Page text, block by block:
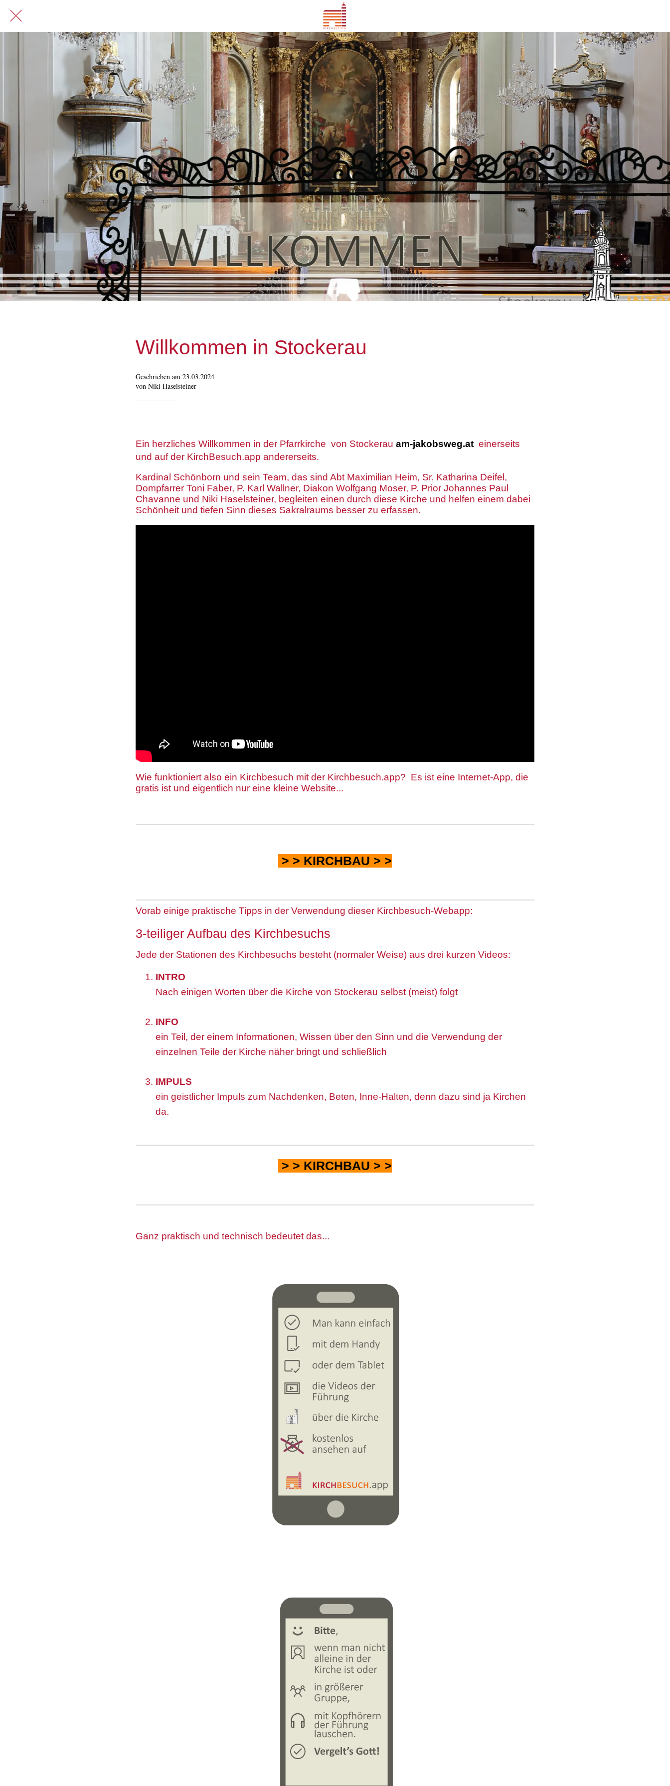
Willkommen in Stockerau
Geschrieben am 23.03.2024
von Niki Haselsteiner
Ein herzliches Willkommen in der Pfarrkirche von Stockerau am-jakobsweg.at einerseits
und auf der KirchBesuch.app andererseits.
Kardinal Schönborn und sein Team, das sind Abt Maximilian Heim, Sr. Katharina Deifel,
Dompfarrer Toni Faber, P. Karl Wallner, Diakon Wolfgang Moser, P. Prior Johannes Paul
Chavanne und Niki Haselsteiner, begleiten einen durch diese Kirche und helfen einem dabei
Schönheit und tiefen Sinn dieses Sakralraums besser zu erfassen.
Wie funktioniert also ein Kirchbesuch mit der Kirchbesuch.app? Es ist eine Internet-App, die
gratis ist und eigentlich nur eine kleine Website...
> > KIRCHBAU > >
Vorab einige praktische Tipps in der Verwendung dieser Kirchbesuch-Webapp:
3-teiliger Aufbau des Kirchbesuchs
Jede der Stationen des Kirchbesuchs besteht (normaler Weise) aus drei kurzen Videos:
INTRO
Nach einigen Worten über die Kirche von Stockerau selbst (meist) folgt
INFO
ein Teil, der einem Informationen, Wissen über den Sinn und die Verwendung der
einzelnen Teile der Kirche näher bringt und schließlich
IMPULS
ein geistlicher Impuls zum Nachdenken, Beten, Inne-Halten, denn dazu sind ja Kirchen
da.
> > KIRCHBAU > >
Ganz praktisch und technisch bedeutet das...